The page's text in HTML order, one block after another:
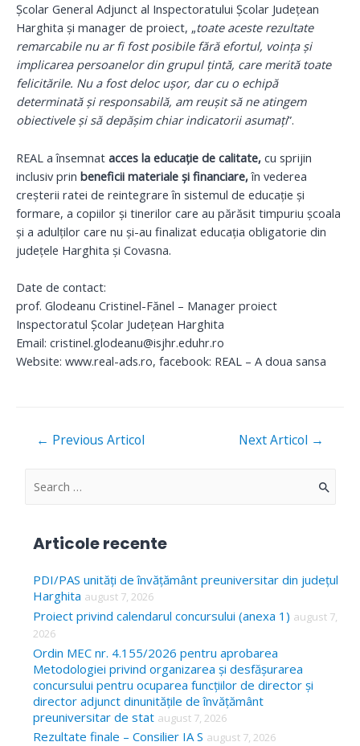
Școlar General Adjunct al Inspectoratului Școlar Județean
Harghita și manager de proiect, „toate aceste rezultate
remarcabile nu ar fi fost posibile fără efortul, voința și
implicarea persoanelor din grupul țintă, care merită toate
felicitările. Nu a fost deloc ușor, dar cu o echipă
determinată și responsabilă, am reușit să ne atingem
obiectivele și să depășim chiar indicatorii asumați”.
REAL a însemnat acces la educație de calitate, cu sprijin
inclusiv prin beneficii materiale și financiare,în vederea
creșterii ratei de reintegrare în sistemul de educație și
formare, a copiilor și tinerilor care au părăsit timpuriu şcoala
și a adulților care nu și-au finalizat educația obligatorie din
județele Harghita și Covasna.
Date de contact:
prof. Glodeanu Cristinel-Fănel – Manager proiect
Inspectoratul Școlar Județean Harghita
Email: cristinel.glodeanu@isjhr.eduhr.ro
Website: www.real-ads.ro, facebook: REAL – A doua sansa
Navigare
← Previous Articol Next Articol →
S
c
h
f
o
r
Articole recente
PDI/PAS unități de învățământ preuniversitar din județul
Harghita august 7, 2026
Proiect privind calendarul concursului (anexa 1) august 7,
2026
Ordin MEC nr. 4.155/2026 pentru aprobarea
Metodologiei privind organizarea și desfășurarea
concursului pentru ocuparea funcțiilor de director și
director adjunct dinunitățile de învățământ
preuniversitar de stat august 7, 2026
Rezultate finale – Consilier IA S august 7, 2026